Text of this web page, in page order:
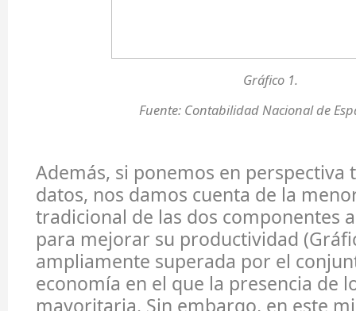
Gráfico 1.
Fuente: Contabilidad Nacional de
Además, si ponemos en perspectiva
datos, nos damos cuenta de la
tradicional de las dos componentes
para mejorar su productividad
ampliamente superada por el
economía en el que la presencia de
mayoritaria. Sin embargo, en este